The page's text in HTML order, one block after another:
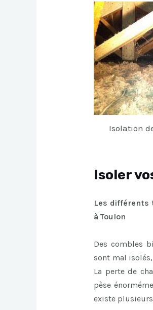
Isolation
Isoler
Les différents
à Toulon
Des combles
sont mal
La perte de
pèse
existe